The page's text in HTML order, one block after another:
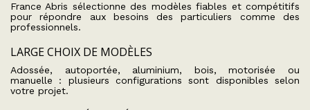
France Abris sélectionne des modèles fiables et compétitifs
pour répondre aux besoins des particuliers comme des
professionnels.
LARGE CHOIX DE MODÈLES
Adossée, autoportée, aluminium, bois, motorisée ou
manuelle : plusieurs configurations sont disponibles selon
votre projet.